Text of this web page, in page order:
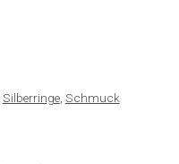
Silberringe, Schmuck